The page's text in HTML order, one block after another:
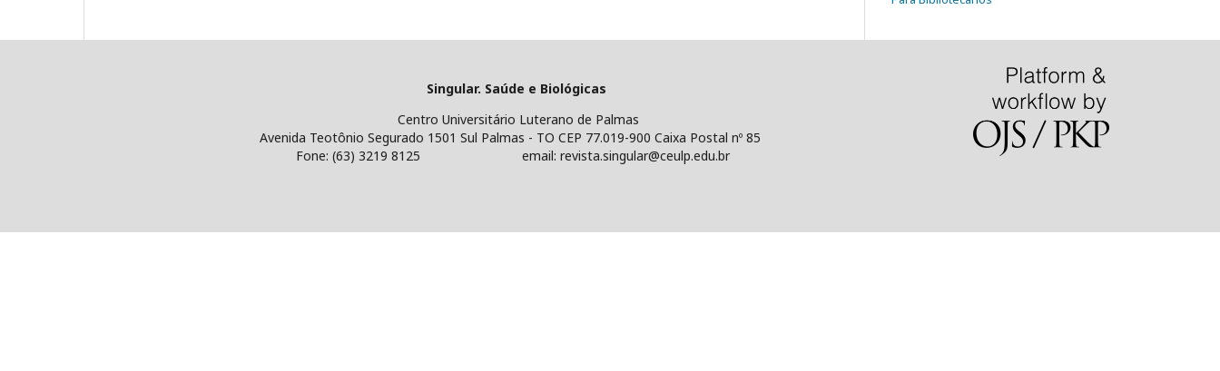
Singular. Saúde e Biológicas
Centro Universitário Luterano de Palmas
Avenida Teotônio Segurado 1501 Sul Palmas - TO CEP 77.019-900 Caixa Postal nº 85
Fone: (63) 3219 8125 email: revista.singular@ceulp.edu.br